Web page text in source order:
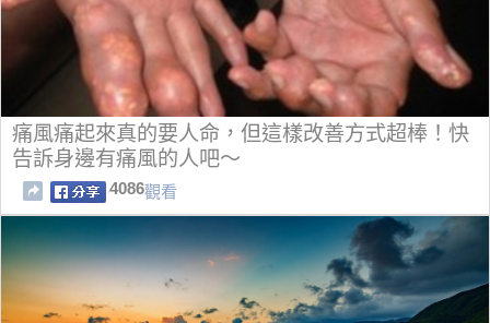
痛風痛起來真的要人命，但這樣改善方式超棒！快
告訴身邊有痛風的人吧～
4086觀看